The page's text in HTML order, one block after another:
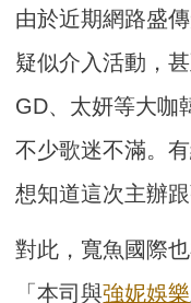
由於近期網路盛
疑似介入活動，
GD、太妍等大咖
不少歌迷不滿。
想知道這次主辦
對此，寬魚國際
「本司與強妮娛樂